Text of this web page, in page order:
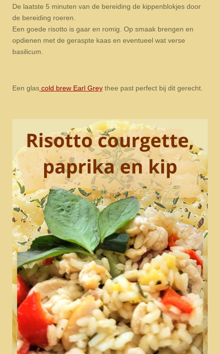
De laatste 5 minuten van de bereiding de kippenblokjes door
de bereiding roeren.
Een goede risotto is gaar en romig. Op smaak brengen en
opdienen met de geraspte kaas en eventueel wat verse
basilicum.
Een glas cold brew Earl Grey thee past perfect bij dit gerecht.